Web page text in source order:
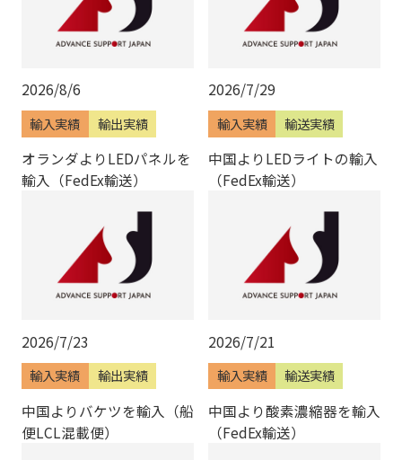
2026/8/6
輸入実績 輸出実績
オランダよりLEDパネルを
輸入（FedEx輸送）
2026/7/29
輸入実績 輸送実績
中国よりLEDライトの輸入
（FedEx輸送）
2026/7/23
輸入実績 輸出実績
中国よりバケツを輸入（船
便LCL混載便）
2026/7/21
輸入実績 輸送実績
中国より酸素濃縮器を輸入
（FedEx輸送）